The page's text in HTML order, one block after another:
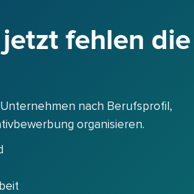
fehlen die
nach Berufsprofil,
organisieren.